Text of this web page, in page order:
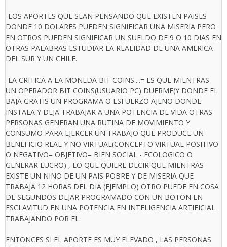
-LOS APORTES QUE SEAN PENSANDO QUE EXISTEN PAISES
DONDE 10 DOLARES PUEDEN SIGNIFICAR UNA MISERIA PERO
EN OTROS PUEDEN SIGNIFICAR UN SUELDO DE 9 O 10 DIAS EN
OTRAS PALABRAS ESTUDIAR LA REALIDAD DE UNA AMERICA
DEL SUR Y UN CHILE.
-LA CRITICA A LA MONEDA BIT COINS....= ES QUE MIENTRAS
UN OPERADOR BIT COINS(USUARIO PC) DUERME(Y DONDE EL
BAJA GRATIS UN PROGRAMA O ESFUERZO AJENO DONDE
INSTALA Y DEJA TRABAJAR A UNA POTENCIA DE VIDA OTRAS
PERSONAS GENERAN UNA RUTINA DE MOVIMIENTO Y
CONSUMO PARA EJERCER UN TRABAJO QUE PRODUCE UN
BENEFICIO REAL Y NO VIRTUAL(CONCEPTO VIRTUAL POSITIVO
O NEGATIVO= OBJETIVO= BIEN SOCIAL - ECOLOGICO O
GENERAR LUCRO) , LO QUE QUIERE DECIR QUE MIENTRAS
EXISTE UN NIÑO DE UN PAIS POBRE Y DE MISERIA QUE
TRABAJA 12 HORAS DEL DIA (EJEMPLO) OTRO PUEDE EN COSA
DE SEGUNDOS DEJAR PROGRAMADO CON UN BOTON EN
ESCLAVITUD EN UNA POTENCIA EN INTELIGENCIA ARTIFICIAL
TRABAJANDO POR EL.
ENTONCES SI EL APORTE ES MUY ELEVADO , LAS PERSONAS